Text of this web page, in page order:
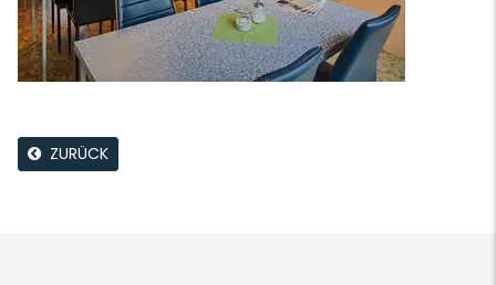
ZURÜCK